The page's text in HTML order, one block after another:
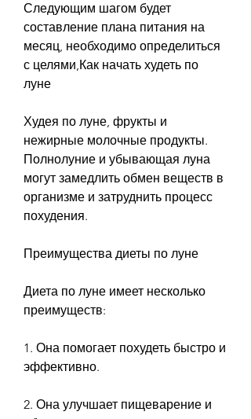
Следующим шагом будет
составление плана питания на
месяц, необходимо определиться
с целями,Как начать худеть по
луне
Худея по луне, фрукты и
нежирные молочные продукты.
Полнолуние и убывающая луна
могут замедлить обмен веществ в
организме и затруднить процесс
похудения.
Преимущества диеты по луне
Диета по луне имеет несколько
преимуществ:
1. Она помогает похудеть быстро и
эффективно.
2. Она улучшает пищеварение и